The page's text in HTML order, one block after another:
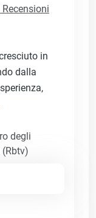
Recensioni
in
dalla
degli